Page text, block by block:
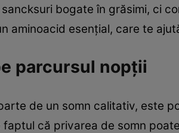
bogate în grăsimi, ci
aminoacid esențial, care te
parcursul nopții
de un somn calitativ, este
că privarea de somn